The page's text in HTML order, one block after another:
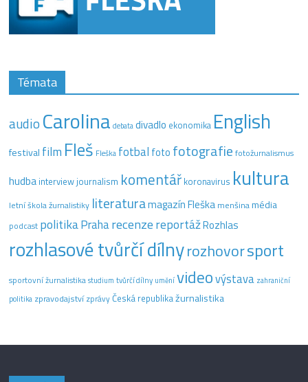
Témata
audio Carolina debata divadlo ekonomika English
festival film Fleš Fleška fotbal foto fotografie fotožurnalismus
hudba interview journalism komentář koronavirus kultura
letní škola žurnalistiky literaturamagazín Fleška menšinamédia
podcast politikaPraharecenzereportážRozhlas
rozhlasové tvůrčí dílnyrozhovorsport
sportovní žurnalistika studium tvůrčí dílny uměnívideovýstava zahraniční
politika zpravodajstvízprávyČeská republikažurnalistika